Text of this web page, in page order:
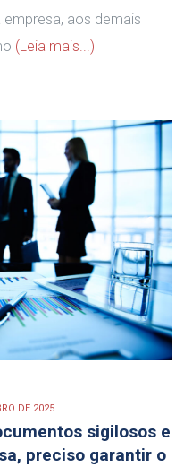
aos demais
(Leia mais...)
DE 2025
sigilosos e
preciso garantir o